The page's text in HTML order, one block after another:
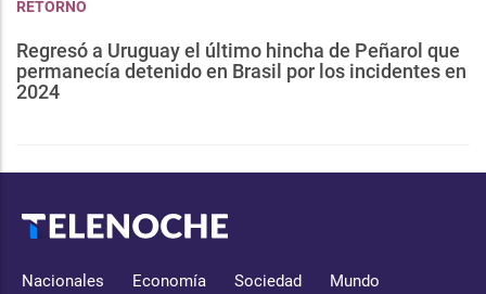
RETORNO
Regresó a Uruguay el último hincha de Peñarol que
permanecía detenido en Brasil por los incidentes en
2024
Nacionales Economía Sociedad Mundo